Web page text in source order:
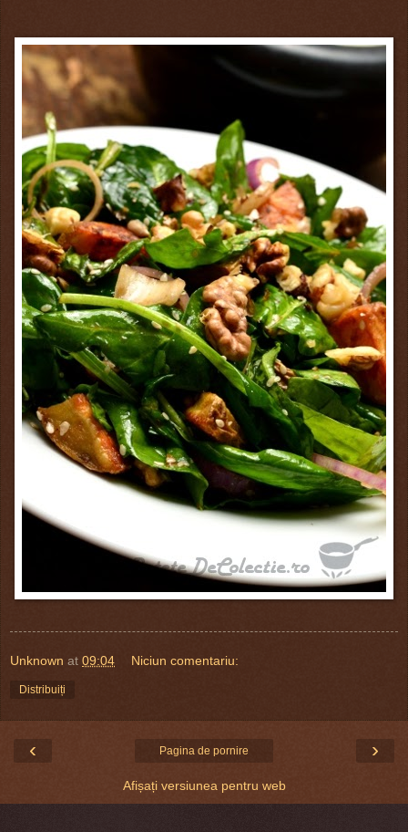
Unknown at 09:04 Niciun comentariu:
Distribuiți
‹ ›
Pagina de pornire
Afișați versiunea pentru web